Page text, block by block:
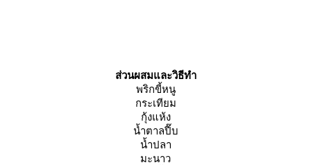
ส่วนผสมและวิธีทำ
พริกขี้หนู
กระเทียม
กุ้งแห้ง
น้ำตาลปี๊บ
น้ำปลา
มะนาว